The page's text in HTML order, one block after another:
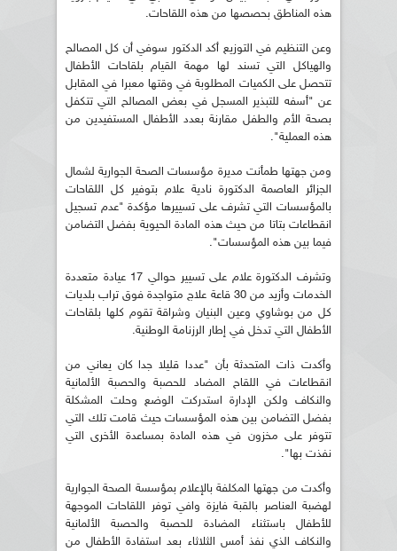
هذه المناطق بحصصها من هذه اللقاحات.
وعن التنظيم في التوزيع أكد الدكتور سوفي أن كل المصالح
والهياكل التي تسند لها مهمة القيام بلقاحات الأطفال
تتحصل على الكميات المطلوبة في وقتها معبرا في المقابل
عن "أسفه للتبذير المسجل في بعض المصالح التي تتكفل
بصحة الأم والطفل مقارنة بعدد الأطفال المستفيدين من
هذه العملية".
ومن جهتها طمأنت مديرة مؤسسات الصحة الجوارية لشمال
الجزائر العاصمة الدكتورة نادية علام بتوفير كل اللقاحات
بالمؤسسات التي تشرف على تسييرها مؤكدة "عدم تسجيل
انقطاعات بتاتا من حيث هذه المادة الحيوية بفضل التضامن
فيما بين هذه المؤسسات".
وتشرف الدكتورة علام على تسيير حوالي 17 عيادة متعددة
الخدمات وأزيد من 30 قاعة علاج متواجدة فوق تراب بلديات
كل من بوشاوي وعين البنيان وشراقة تقوم كلها بلقاحات
الأطفال التي تدخل في إطار الرزنامة الوطنية.
وأكدت ذات المتحدثة بأن "عددا قليلا جدا كان يعاني من
انقطاعات في اللقاح المضاد للحصبة والحصبة الألمانية
والنكاف ولكن الإدارة استدركت الوضع وحلت المشكلة
بفضل التضامن بين هذه المؤسسات حيث قامت تلك التي
تتوفر على مخزون في هذه المادة بمساعدة الأخرى التي
نفذت بها".
وأكدت من جهتها المكلفة بالإعلام بمؤسسة الصحة الجوارية
لهضبة العناصر بالقبة فايزة وافي توفر اللقاحات الموجهة
للأطفال باستثناء المضادة للحصبة والحصبة الألمانية
والنكاف الذي نفذ أمس الثلاثاء بعد استفادة الأطفال من